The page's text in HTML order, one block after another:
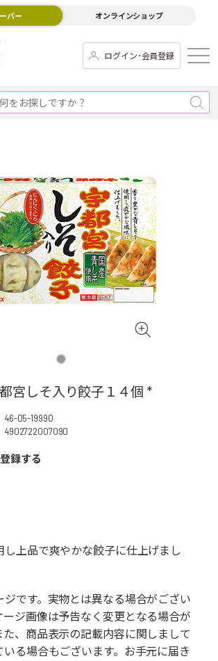
パー オンラインショップ
ログイン･会員登録
宮しそ入り餃子１４個 *
46-05-19990
4902722007090
録する
し上品で爽やかな餃子に仕上げまし
です。実物とは異なる場合がござい
ジ画像は予告なく変更となる場合が
た、商品表示の記載内容に関しまして
いる場合もございます。お手元に届き